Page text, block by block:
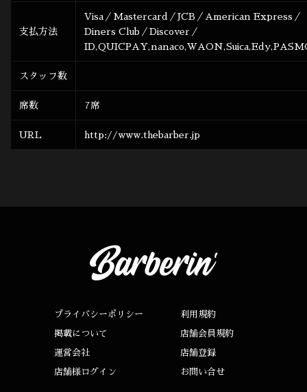
支払方法
Visa／Mastercard／JCB／American Express／
Diners Club／Discover／
スタッフ数
席数 7席
URL http://www.thebarber.jp
プライバシーポリシー 利用規約
掲載について 店舗会員規約
運営会社 店舗登録
店舗様ログイン お問い合せ